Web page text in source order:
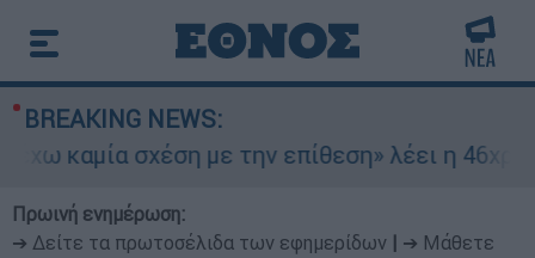
BREAKING NEWS:
σχέση με την επίθεση» λέει η 46χρονη -
Πρωινή ενημέρωση:
➔ Δείτε τα πρωτοσέλιδα των εφημερίδων
➔ Μάθετε